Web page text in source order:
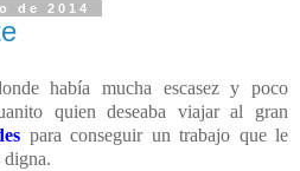
de 2014
había mucha escasez y poco
quien deseaba viajar al gran
para conseguir un trabajo que le
digna.